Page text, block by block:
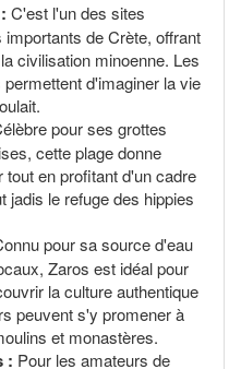
C'est l'un des sites
de Crète, offrant
civilisation minoenne. Les
d'imaginer la vie
pour ses grottes
cette plage donne
en profitant d'un cadre
jadis le refuge des hippies
pour sa source d'eau
Zaros est idéal pour
la culture authentique
peuvent s'y promener à
et monastères.
: Pour les amateurs de